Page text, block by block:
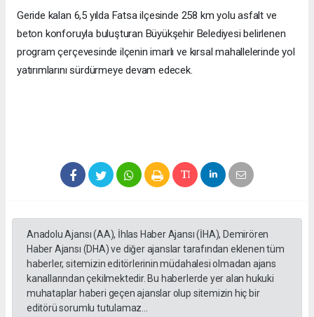
Geride kalan 6,5 yılda Fatsa ilçesinde 258 km yolu asfalt ve
beton konforuyla buluşturan Büyükşehir Belediyesi belirlenen
program çerçevesinde ilçenin imarlı ve kırsal mahallelerinde yol
yatırımlarını sürdürmeye devam edecek.
Anadolu Ajansı (AA), İhlas Haber Ajansı (İHA), Demirören
Haber Ajansı (DHA) ve diğer ajanslar tarafından eklenen tüm
haberler, sitemizin editörlerinin müdahalesi olmadan ajans
kanallarından çekilmektedir. Bu haberlerde yer alan hukuki
muhataplar haberi geçen ajanslar olup sitemizin hiç bir
editörü sorumlu tutulamaz...